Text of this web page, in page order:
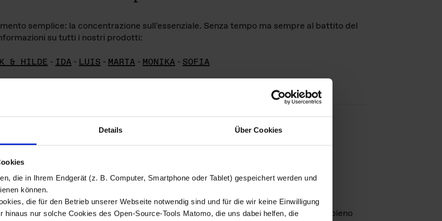
Details Über Cookies
die in Ihrem Endgerät (z. B. Computer, Smartphone oder Tablet) gespeichert werden und
können.
die für den Betrieb unserer Webseite notwendig sind und für die wir keine Einwilligung
hinaus nur solche Cookies des Open-Source-Tools Matomo, die uns dabei helfen, die
semplice: la concentrazione sull'essenziale. Senza tempo ma sempre al battito del
su tutti i nostri prodotti:
& HILDE - IDA - LUIS - MARTA - MONIKA - SOFIA
di immagini
materiale fotografico sono detenuti daDas ganze LebenGmbH e rimangono in pieno